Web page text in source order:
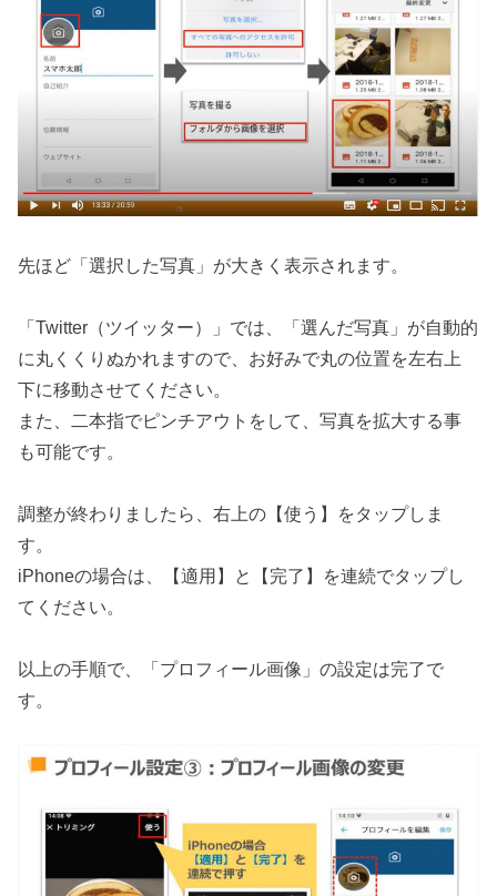
先ほど「選択した写真」が大きく表示されます。
「Twitter（ツイッター）」では、「選んだ写真」が自動的
に丸くくりぬかれますので、お好みで丸の位置を左右上
下に移動させてください。
また、二本指でピンチアウトをして、写真を拡大する事
も可能です。
調整が終わりましたら、右上の【使う】をタップしま
す。
iPhoneの場合は、【適用】と【完了】を連続でタップし
てください。
以上の手順で、「プロフィール画像」の設定は完了で
す。